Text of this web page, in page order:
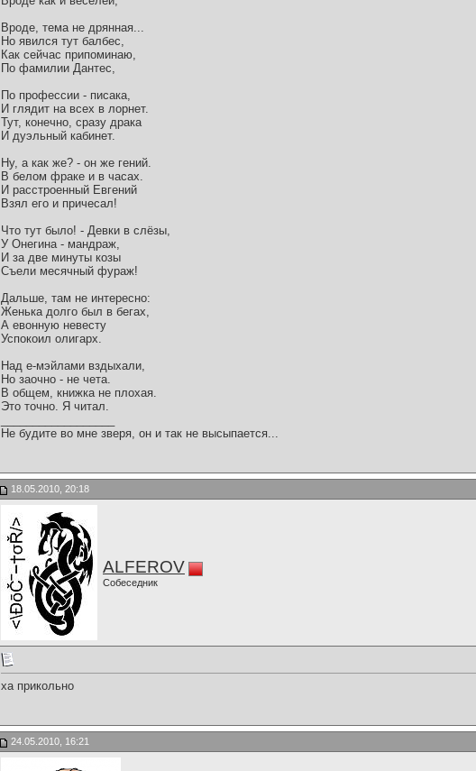
Вроде, тема не дрянная...
Но явился тут балбес,
Как сейчас припоминаю,
По фамилии Дантес,
По профессии - писака,
И глядит на всех в лорнет.
Тут, конечно, сразу драка
И дуэльный кабинет.
Ну, а как же? - он же гений.
В белом фраке и в часах.
И расстроенный Евгений
Взял его и причесал!
Что тут было! - Девки в слёзы,
У Онегина - мандраж,
И за две минуты козы
Съели месячный фураж!
Дальше, там не интересно:
Женька долго был в бегах,
А евонную невесту
Успокоил олигарх.
Над е-мэйлами вздыхали,
Но заочно - не чета.
В общем, книжка не плохая.
Это точно. Я читал.
Не будите во мне зверя, он и так не высыпается...
18.05.2010, 20:18
ALFEROV
Собеседник
ха прикольно
24.05.2010, 16:21